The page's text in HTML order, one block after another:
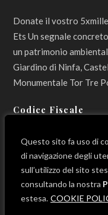
Questo sito fa uso di
di navigazione degli
sull’utilizzo del sito
consultando la nostra
estesa. COOKIE
Donate il vostro
Ets Un segnale
un patrimonio
Giardino di Ninfa,
Monumentale Tor Tre
Codice Fiscale
LINK UTILI